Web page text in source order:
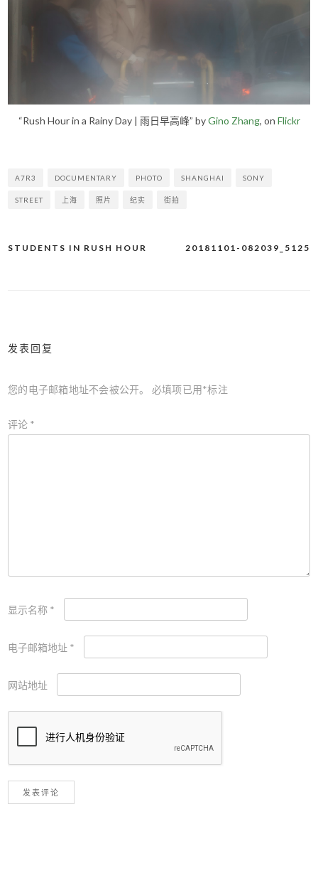
“Rush Hour in a Rainy Day | 雨日早高峰” byGino Zhang, on Flickr
A7R3 DOCUMENTARY PHOTO SHANGHAI SONY
STREET 上海 照片 纪实 街拍
文
20181101-082039_5125
STUDENTS IN RUSH HOUR
发表回复
您的电子邮箱地址不会被公开。 必填项已用*标注
评论 *
显示名称 *
电子邮箱地址 *
网站地址